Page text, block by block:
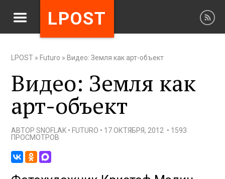
LPOST
LPOST » Futuro » Видео: Земля как арт-объект
Видео: Земля как
арт-объект
АВТОРSNOFLAK • FUTURO • 17 ОКТЯБРЯ, 2012 • 1593
ПРОСМОТРОВ